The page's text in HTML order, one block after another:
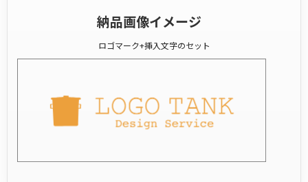
納品画像イメージ
ロゴマーク+挿入文字のセット